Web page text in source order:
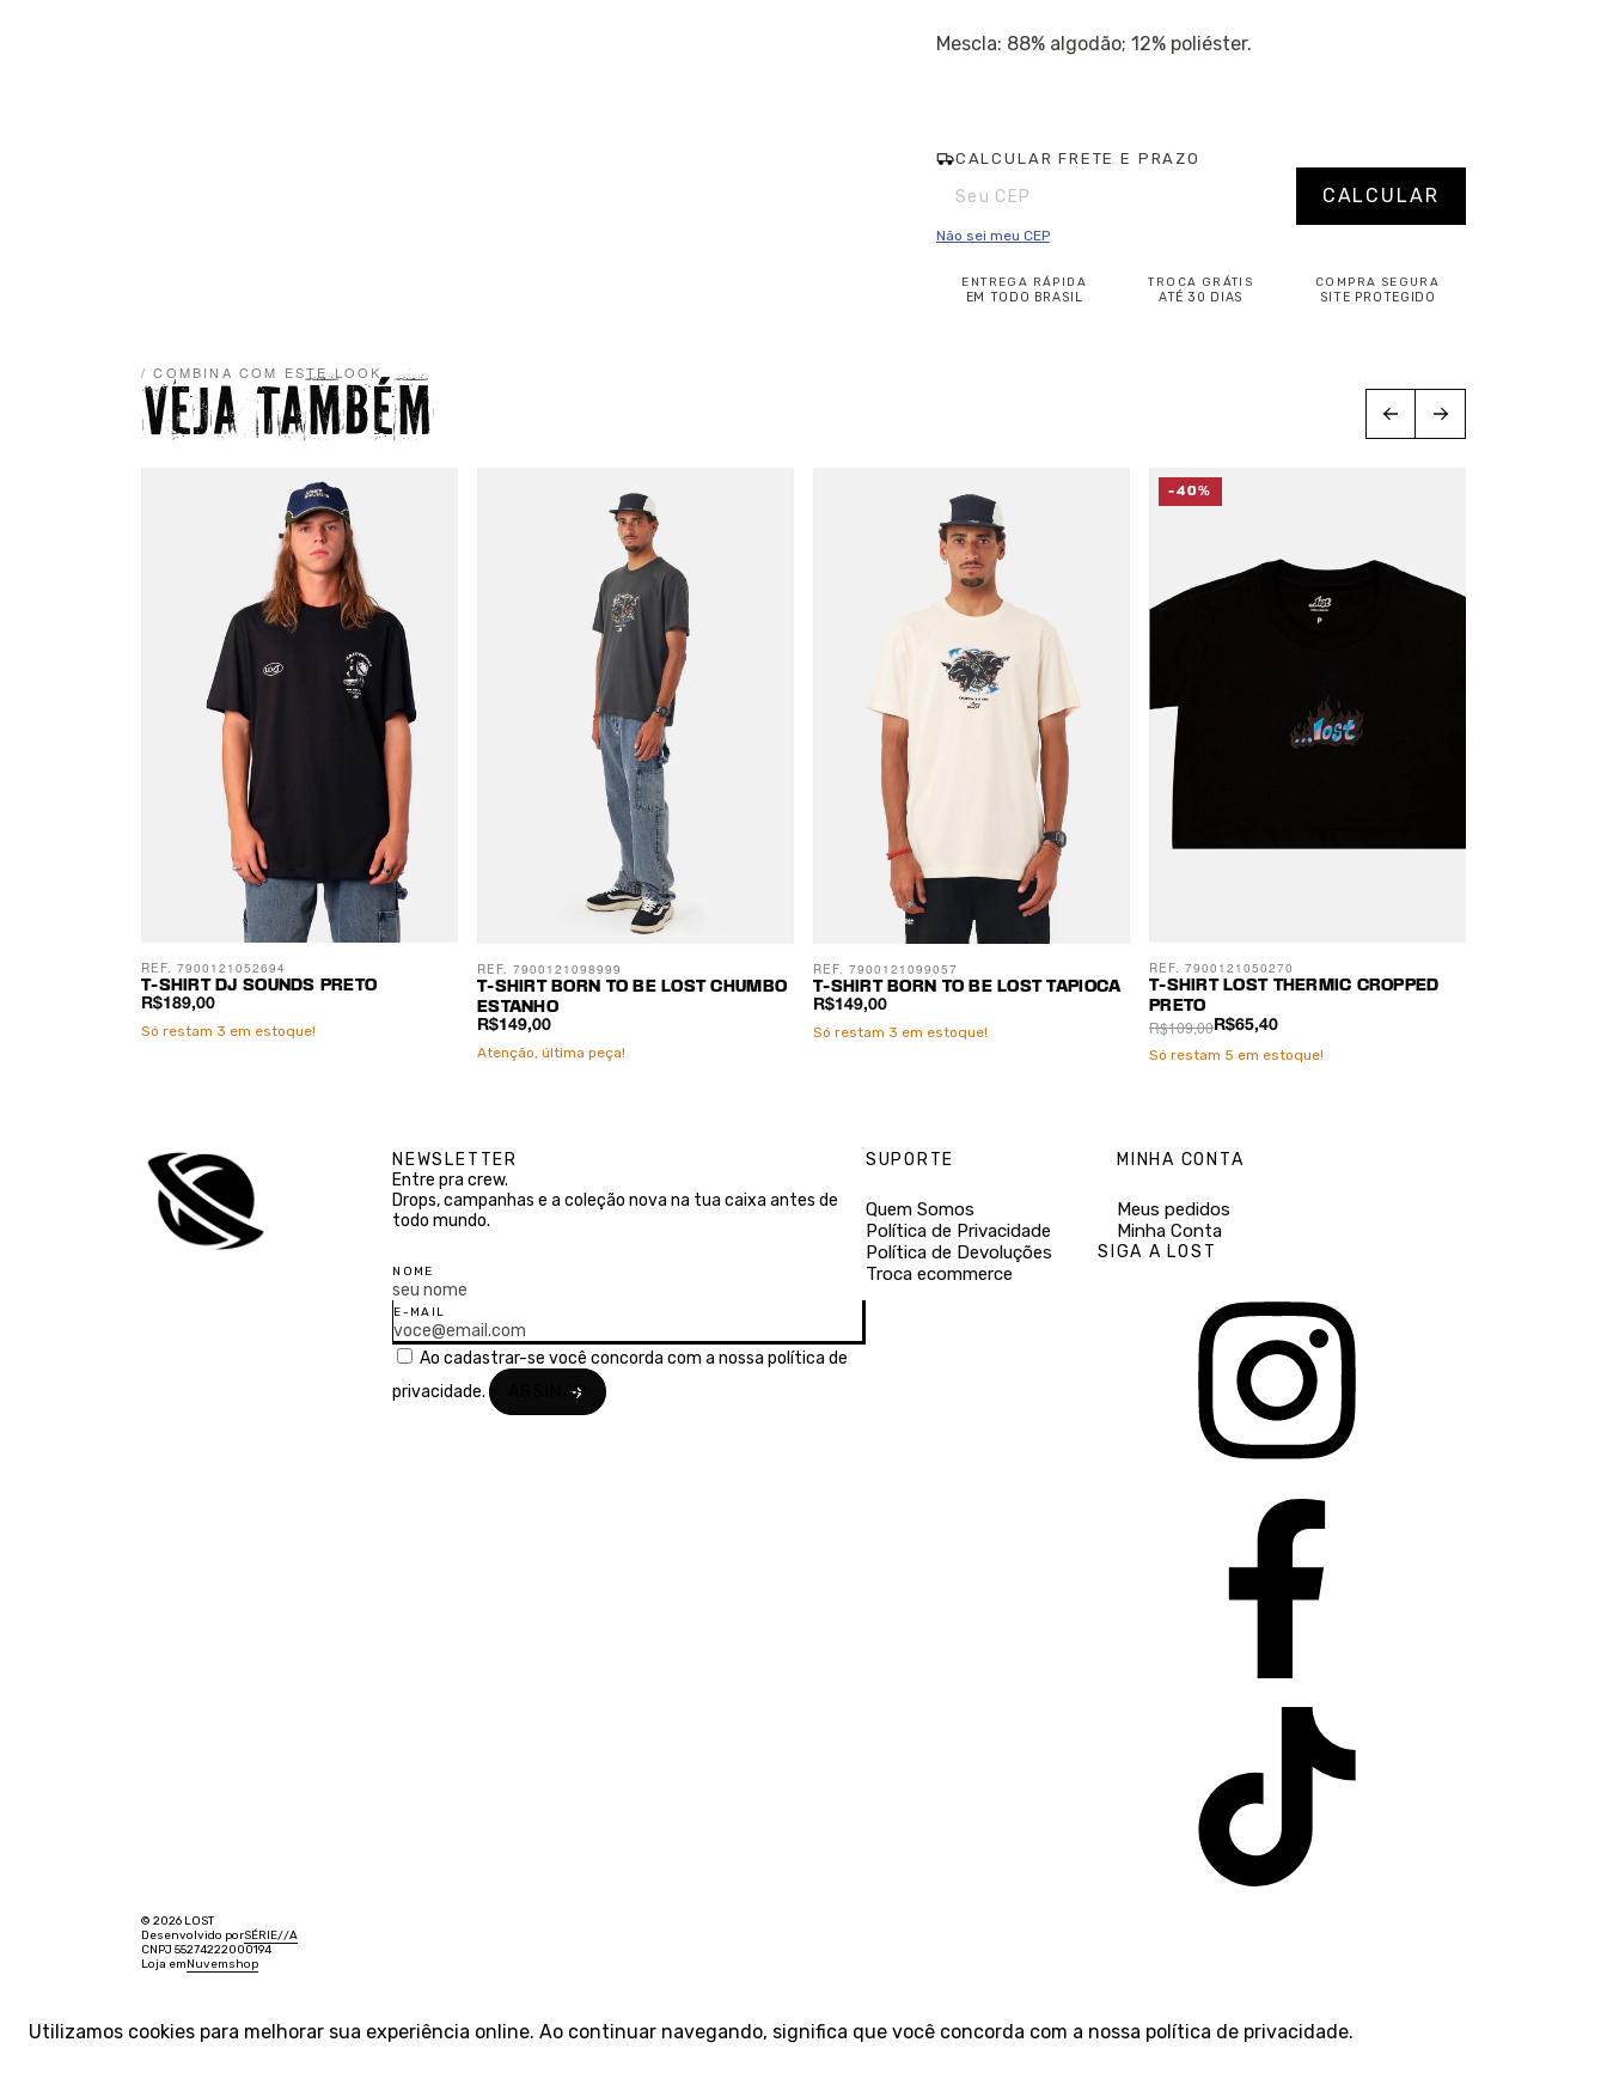
Mescla: 88% algodão; 12% poliéster.
CALCULAR FRETE E PRAZO
Entregas para o CEP: Alterar CEP
CALCULAR
Não sei meu CEP
ENTREGA RÁPIDA
EM TODO BRASIL
TROCA GRÁTIS
ATÉ 30 DIAS
COMPRA SEGURA
SITE PROTEGIDO
/ COMBINA COM ESTE LOOK
VEJA TAMBÉM
T-SHIRT DJ SOUNDS PRETO
R$189,00
REF. 7900121052694
Só restam 3 em estoque!
T-SHIRT BORN TO BE LOST CHUMBO
ESTANHO
R$149,00
REF. 7900121098999
Atenção, última peça!
T-SHIRT BORN TO BE LOST TAPIOCA
R$149,00
REF. 7900121099057
Só restam 3 em estoque!
T-SHIRT LOST THERMIC CROPPED
PRETO
R$65,40
R$109,00
REF. 7900121050270
-40%
Só restam 5 em estoque!
NEWSLETTER
Entre pra crew.
Drops, campanhas e a coleção nova na tua caixa antes de
todo mundo.
NOME
E-MAIL
Ao cadastrar-se você concorda com a nossapolítica de
privacidade.
SUPORTE
Quem Somos
Política de Privacidade
Política de Devoluções
Troca ecommerce
MINHA CONTA
Meus pedidos
Minha Conta
SIGA A LOST
© 2026 LOST
Desenvolvido porSÉRIE//A
CNPJ 55274222000194
Loja emNuvemshop
Utilizamos cookies para melhorar sua experiência online. Ao continuar navegando, significa que você concorda com a nossa política de privacidade.